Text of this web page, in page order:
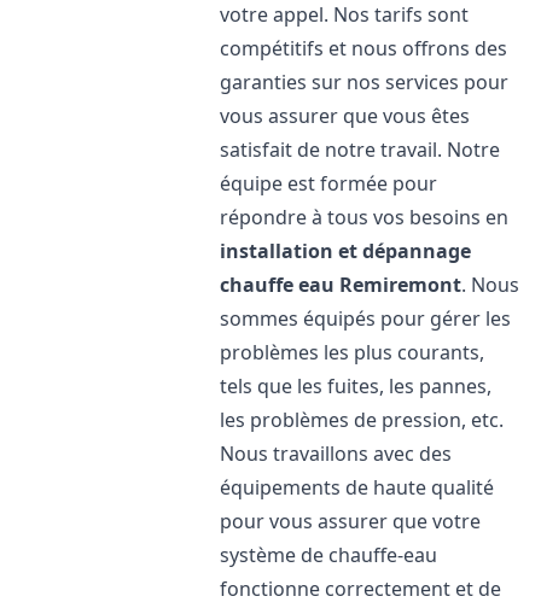
votre appel. Nos tarifs sont
compétitifs et nous offrons des
garanties sur nos services pour
vous assurer que vous êtes
satisfait de notre travail. Notre
équipe est formée pour
répondre à tous vos besoins en
installation et dépannage
chauffe eau Remiremont. Nous
sommes équipés pour gérer les
problèmes les plus courants,
tels que les fuites, les pannes,
les problèmes de pression, etc.
Nous travaillons avec des
équipements de haute qualité
pour vous assurer que votre
système de chauffe-eau
fonctionne correctement et de